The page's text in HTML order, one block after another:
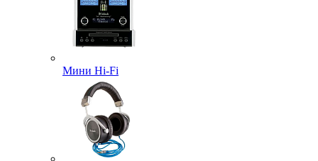
Мини Hi-Fi